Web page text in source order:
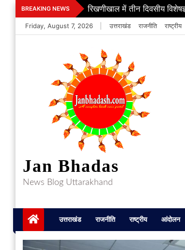
Skip
to
content
BREAKING NEWS रिखणीखाल में तीन दिवसीय
Friday, August 7, 2026 उत्तराखंड राजनीति राष्ट्रीय
Jan Bhadas
News Blog Uttarakhand
उत्तराखंड राजनीति राष्ट्रीय आंदोलन